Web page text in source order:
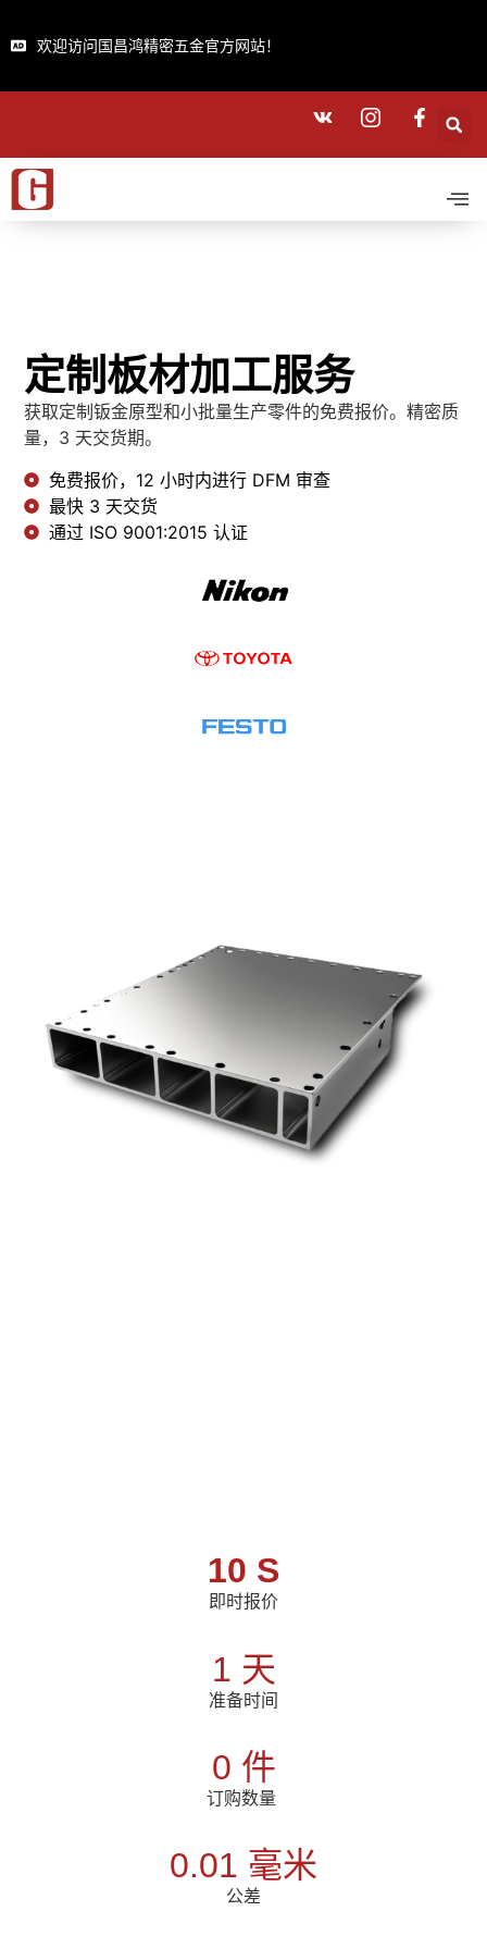
欢迎访问国昌鸿精密五金官方网站！
定制板材加工服务
获取定制钣金原型和小批量生产零件的免费报价。精密质
量，3 天交货期。
免费报价，12 小时内进行 DFM 审查
最快 3 天交货
通过 ISO 9001:2015 认证
10 S
即时报价
1 天
准备时间
0 件
订购数量
0.01 毫米
公差